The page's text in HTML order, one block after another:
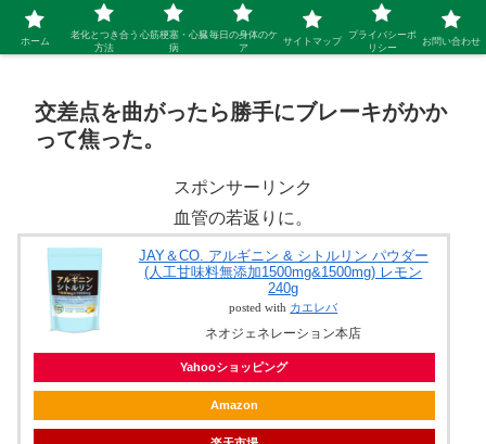
シニア 新しい人生を開拓するブログ
交差点を曲がったら勝手にブレーキがかか
って焦った。
スポンサーリンク
血管の若返りに。
JAY＆CO. アルギニン & シトルリン パウダー
(人工甘味料無添加1500mg&1500mg) レモン
240g
posted with カエレバ
ネオジェネレーション本店
Yahooショッピング
Amazon
ホーム
老化とつき合う
方法
心筋梗塞・心臓
病
毎日の身体のケ
ア
サイトマップ
プライバシーポ
リシー
お問い合わせ